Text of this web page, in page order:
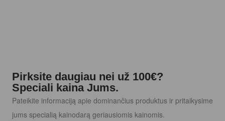
Pirksite daugiau nei už 100€?
Speciali kaina Jums.
Pateikite informaciją apie dominančius produktus ir pritaikysime
jums specialią kainodarą geriausiomis kainomis.